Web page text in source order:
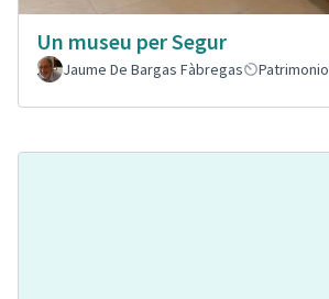
Un museu per Segur
Jaume De Bargas Fàbregas
Patrimonio